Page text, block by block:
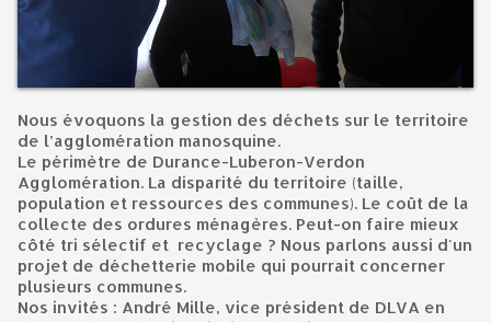
Nous évoquons la gestion des déchets sur le territoire
de l’agglomération manosquine.
Le périmètre de Durance-Luberon-Verdon
Agglomération. La disparité du territoire (taille,
population et ressources des communes). Le coût de la
collecte des ordures ménagères. Peut-on faire mieux
côté tri sélectif et recyclage ? Nous parlons aussi d'un
projet de déchetterie mobile qui pourrait concerner
plusieurs communes.
Nos invités : André Mille, vice président de DLVA en